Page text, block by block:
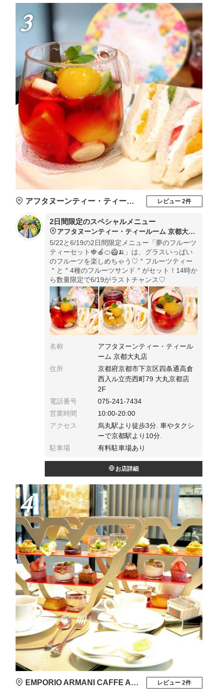
3
アフタヌーンティー・ティールーム 京都大丸店 レビュー 2件
2日間限定のスペシャルメニュー
アフタヌーンティー・ティールーム 京都大丸店
5/22と6/19の2日間限定メニュー「夢のフルーツ
ティーセット🍓🍎🍊🥝🍌」は、グラスいっぱい
のフルーツを楽しめちゃう♡＂フルーツティー
＂と＂4種のフルーツサンド＂がセット！14時か
ら数量限定で6/19がラストチャンス♡
名称
アフタヌーンティー・ティール
ーム 京都大丸店
住所
京都府京都市下京区四条通高倉
西入ル立売西町79 大丸京都店
2F
電話番号
075-241-7434
営業時間
10:00-20:00
アクセス
烏丸駅より徒歩3分. 車やタクシ
ーで京都駅より10分.
駐車場
有料駐車場あり
お店詳細
4
EMPORIO ARMANI CAFFE AOYAMA レビュー 2件